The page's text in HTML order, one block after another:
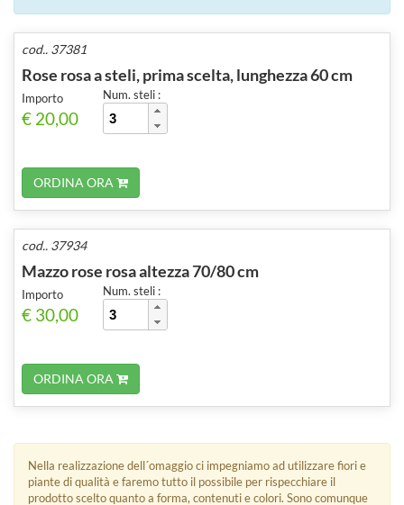
cod.. 37381
Rose rosa a steli, prima scelta, lunghezza 60 cm
Importo
€ 20,00
Num. steli :
ORDINA ORA
cod.. 37934
Mazzo rose rosa altezza 70/80 cm
Importo
€ 30,00
Num. steli :
ORDINA ORA
Nella realizzazione dell´omaggio ci impegniamo ad utilizzare fiori e
piante di qualità e faremo tutto il possibile per rispecchiare il
prodotto scelto quanto a forma, contenuti e colori. Sono comunque